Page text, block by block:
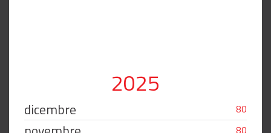
2025
dicembre 80